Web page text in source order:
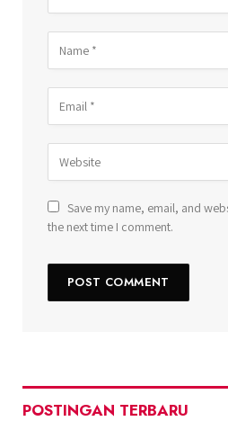
Save my name, email, and
the next time I comment.
POSTINGAN TERBARU